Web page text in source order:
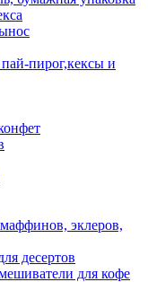
пирог,кексы и
эклеров,
десертов
для кофе